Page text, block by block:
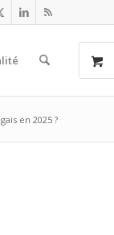
en 2025 ?